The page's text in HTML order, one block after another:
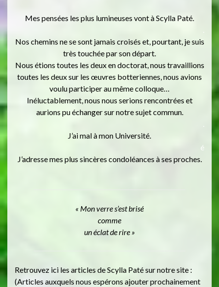
Mes pensées les plus lumineuses vont à Scylla Paté.
.
Nos chemins ne se sont jamais croisés et, pourtant, je suis
très touchée par son départ.
Nous étions toutes les deux en doctorat, nous travaillions
toutes les deux sur les œuvres botteriennes, nous avions
voulu participer au même colloque…
Inéluctablement, nous nous serions rencontrées et
aurions pu échanger sur notre sujet commun.
.
J’ai mal à mon Université.
é
J’adresse mes plus sincères condoléances à ses proches.
« Mon verre s’est brisé
comme
un éclat de rire »
Retrouvez ici les articles de Scylla Paté sur notre site :
(Articles auxquels nous espérons ajouter prochainement